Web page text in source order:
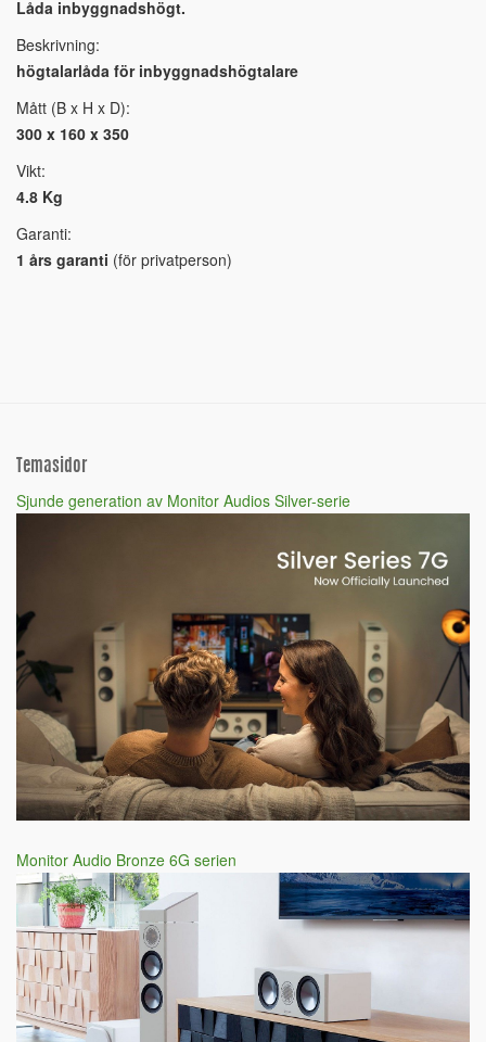
Låda inbyggnadshögt.
Beskrivning:
högtalarlåda för inbyggnadshögtalare
Mått (B x H x D):
300 x 160 x 350
Vikt:
4.8 Kg
Garanti:
1 års garanti (för privatperson)
Temasidor
Sjunde generation av Monitor Audios Silver-serie
Monitor Audio Bronze 6G serien